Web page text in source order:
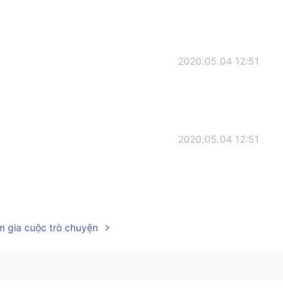
2020.05.04 12:51
2020.05.04 12:51
gia cuộc trò chuyện